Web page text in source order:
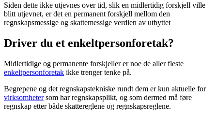
Siden dette ikke utjevnes over tid, slik en midlertidig forskjell ville
blitt utjevnet, er det en permanent forskjell mellom den
regnskapsmessige og skattemessige verdien av utbyttet
Driver du et enkeltpersonforetak?
Midlertidige og permanente forskjeller er noe de aller fleste
enkeltpersonforetak ikke trenger tenke på.
Begrepene og det regnskapstekniske rundt dem er kun aktuelle for
virksomhetersom har regnskapsplikt, og som dermed må føre
regnskap etter både skattereglene og regnskapsreglene.